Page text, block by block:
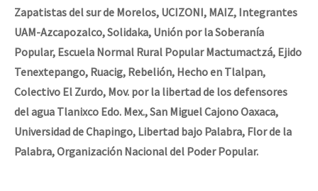
Zapatistas del sur de Morelos, UCIZONI, MAIZ, Integrantes
UAM-Azcapozalco, Solidaka, Unión por la Soberanía
Popular, Escuela Normal Rural Popular Mactumactzá, Ejido
Tenextepango, Ruacig, Rebelión, Hecho en Tlalpan,
Colectivo El Zurdo, Mov. por la libertad de los defensores
del agua Tlanixco Edo. Mex., San Miguel Cajono Oaxaca,
Universidad de Chapingo, Libertad bajo Palabra, Flor de la
Palabra, Organización Nacional del Poder Popular.